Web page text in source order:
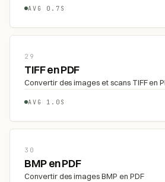
AVG 0.7S
29
TIFF en PDF
Convertir des images et scans TIFF en
AVG 1.0S
30
BMP en PDF
Convertir des images BMP en PDF